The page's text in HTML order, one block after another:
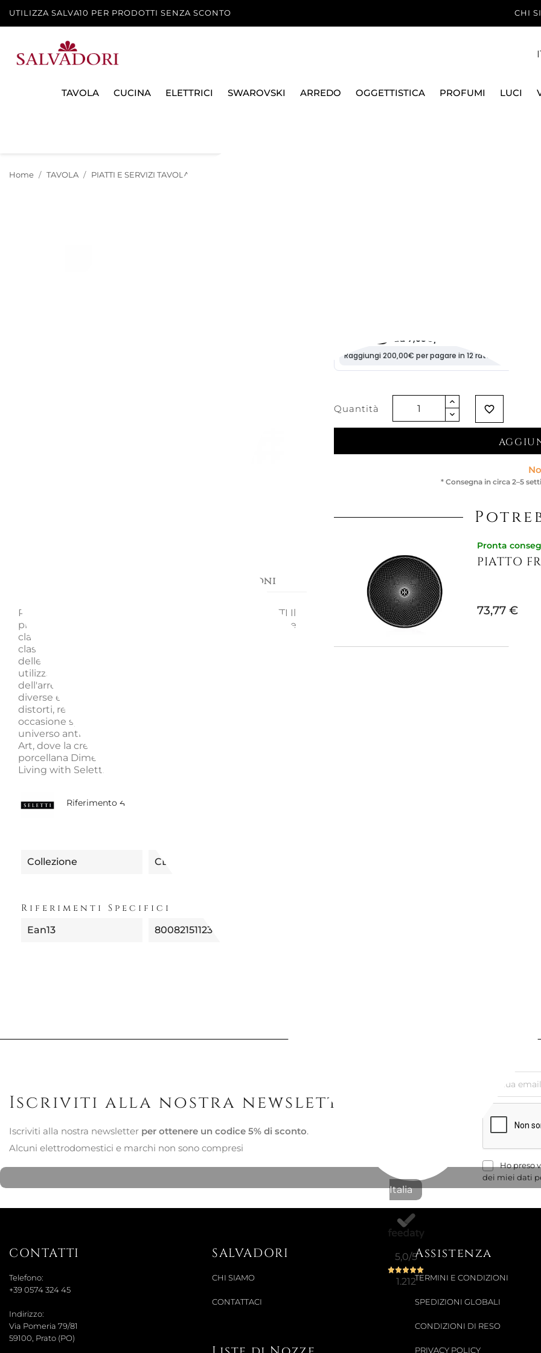
UTILIZZA SALVA10 PER PRODOTTI SENZA SCONTO CHI
TAVOLA CUCINA ELETTRICI SWAROVSKI ARREDO OGGETTISTICA PROFUMI LUCI
Italia
5,0/5
1.212
Home TAVOLA PIATTI E SERVIZI TAVOLA
Richiedi informazioni
PIATTO FRUTTA 21 CM, GLITCHY WILLOW, 11231 - SELETTI Il
piatto frutta Classics on Acid è un piatto dalla decorazione
classica di un Salice con un "glitch", che ha un aspetto
classico ma con un elemento sorprendente per gli amanti
delle feste e gli eclettici. Questi piatti possono essere
utilizzati come decorazione per le pareti o come parte
dell'arredo della tavola. Le forme e i modelli tradizionali di
diverse epoche e culture sono stati deliberatamente
distorti, rendendoli un'aggiunta perfetta per ogni
occasione speciale. Il marchio italiano Seletti ci porta in un
universo anticonformista con un design Figurativo e Pop
Art, dove la creatività è la parola d'ordine. Materiale:
porcellana Dimensioni: diametro 21 cm Design: Diesel
Living with Seletti
Riferimento 4060011231000
Collezione CLASSICS ON ACID
Riferimenti Specifici
Ean13 8008215112312
PIATTO FRUTTA 21
Quantità favorite_border
* Consegna in circa 2–5
Pronta
PIATTO
73,77 €
PIATTO
PIATTO
Non
PIATTO
9122
38,52 € -21%
30,63 €
SET DI 4
58,28 €
Gratuita da 75 €, i prodotti
Pacco Regalo omaggio e Reso
Per i prodotti eccessivamente
con Nexi (carte di pagamento),
Iscriviti alla nostra newsletter
Iscriviti alla nostra newsletter per ottenere un codice 5% di sconto.
Alcuni elettrodomestici e marchi non sono compresi
Ho preso
dei miei dati
CONTATTI
Telefono:
+39 0574 324 45
Indirizzo:
Via Pomeria 79/81
59100, Prato (PO)
SALVADORI
CHI SIAMO
CONTATTACI
Assistenza
TERMINI E CONDIZIONI
SPEDIZIONI GLOBALI
CONDIZIONI DI RESO
PRIVACY POLICY